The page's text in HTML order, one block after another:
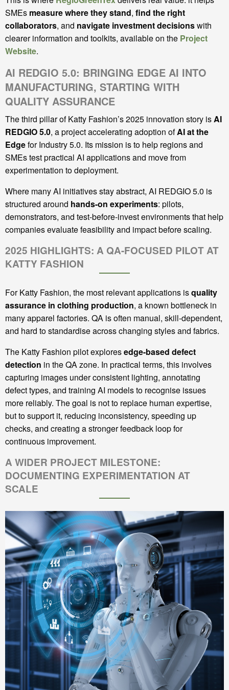
SMEs measure where they stand, find the right
collaborators, and navigate investment decisionswith
clearer information and toolkits, available on the Project
Website.
AI REDGIO 5.0: BRINGING EDGE AI INTO
MANUFACTURING, STARTING WITH
QUALITY ASSURANCE
The third pillar of Katty Fashion’s 2025 innovation story isAI
REDGIO 5.0, a project accelerating adoption ofAI at the
Edgefor Industry 5.0. Its mission is to help regions and
SMEs test practical AI applications and move from
experimentation to deployment.
Where many AI initiatives stay abstract, AI REDGIO 5.0 is
structured around hands-on experiments: pilots,
demonstrators, and test-before-invest environments that help
companies evaluate feasibility and impact before scaling.
2025 HIGHLIGHTS: A QA-FOCUSED PILOT AT
KATTY FASHION
For Katty Fashion, the most relevant applications isquality
assurance in clothing production, a known bottleneck in
many apparel factories. QA is often manual, skill-dependent,
and hard to standardise across changing styles and fabrics.
The Katty Fashion pilot exploresedge-based defect
detection in the QA zone. In practical terms, this involves
capturing images under consistent lighting, annotating
defect types, and training AI models to recognise issues
more reliably. The goal is not to replace human expertise,
but to support it, reducing inconsistency, speeding up
checks, and creating a stronger feedback loop for
continuous improvement.
A WIDER PROJECT MILESTONE:
DOCUMENTING EXPERIMENTATION AT
SCALE